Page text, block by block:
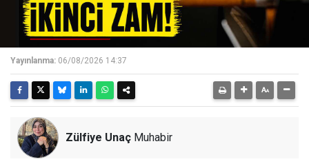
Yayınlanma: 06/08/2026 14:37
Zülfiye Unaç Muhabir